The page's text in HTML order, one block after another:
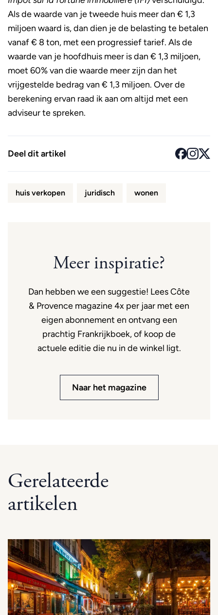
Als de waarde van je tweede huis meer dan € 1,3
miljoen waard is, dan dien je de belasting te betalen
vanaf € 8 ton, met een progressief tarief. Als de
waarde van je hoofdhuis meer is dan € 1,3 miljoen,
moet 60% van die waarde meer zijn dan het
vrijgestelde bedrag van € 1,3 miljoen. Over de
berekening ervan raad ik aan om altijd met een
adviseur te spreken.
Deel dit artikel
huis verkopen juridisch wonen
Meer inspiratie?
Dan hebben we een suggestie! Lees Côte
& Provence magazine 4x per jaar met een
eigen abonnement en ontvang een
prachtig Frankrijkboek, of koop de
actuele editie die nu in de winkel ligt.
Naar het magazine
Gerelateerde
artikelen